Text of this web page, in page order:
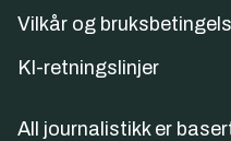
Vilkår og
KI-retningslinjer
All journalistikk er